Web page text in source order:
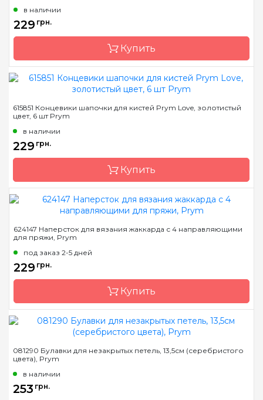
в наличии
229 грн.
Купить
Страна-производитель
615851 Концевики шапочки для кистей Prym Love, золотистый
цвет, 6 шт Prym
в наличии
229 грн.
Купить
Страна-производитель
624147 Наперсток для вязания жаккарда с 4 направляющими
для пряжи, Prym
под заказ 2-5 дней
229 грн.
Купить
Страна-производитель
081290 Булавки для незакрытых петель, 13,5см (серебристого
цвета), Prym
в наличии
253 грн.